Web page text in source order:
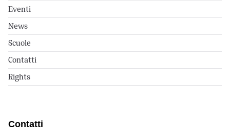
Eventi
News
Scuole
Contatti
Rights
Contatti